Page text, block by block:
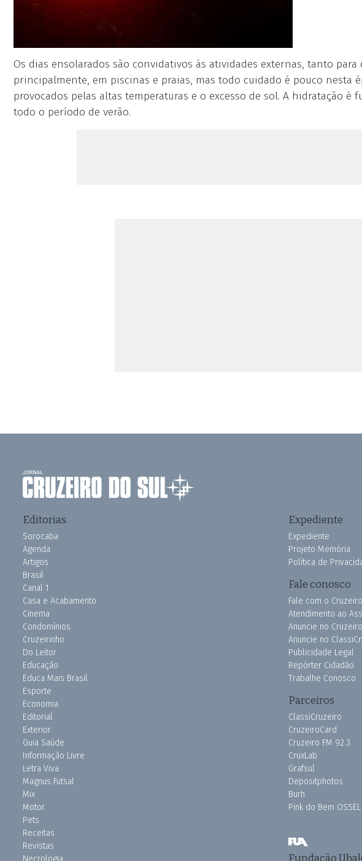
Os dias ensolarados são convidativos às atividades externas, tanto
principalmente, em piscinas e praias, mas todo cuidado é pouco nesta
provocados pelas altas temperaturas e o excesso de sol. A hidratação
todo o período de verão.
Editorias
Sorocaba
Agenda
Artigos
Brasil
Canal 1
Casa e Acabamento
Cinema
Condomínios
Cruzeirinho
Do Leitor
Educação
Educa Mais Brasil
Esporte
Economia
Editorial
Exterior
Guia Saúde
Informação Livre
Letra Viva
Magnus Futsal
Mix
Motor
Pets
Receitas
Revistas
Necrologia
Expediente
Expediente
Projeto Memória
Política de
Fale conosco
Fale com o Cruzeiro
Atendimento ao
Anuncie no Cruzeiro
Anuncie no
Publicidade Legal
Repórter Cidadão
Trabalhe Conosco
Parceiros
ClassiCruzeiro
CruzeiroCard
Cruzeiro FM 92.3
CruxLab
Grafsul
Depositphotos
Burh
Pink do Bem OSSEL
Fundação